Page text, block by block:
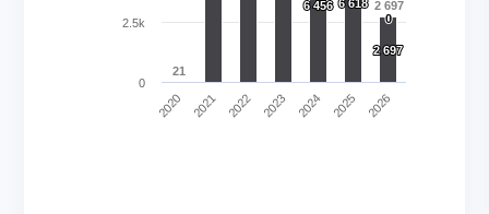
21
2 697
0
0
6 456
6 456 6 618
6 618
2 697
2 697
2020 2021 2022 2023 2024 2025 2026
0
2.5k